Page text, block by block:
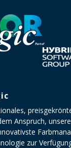
Anspruch,
zur